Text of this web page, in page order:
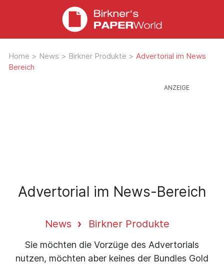
Home > News > Birkner Produkte > Advertorial im News
Bereich
Advertorial im News-Bereich
News Birkner Produkte
Sie möchten die Vorzüge des Advertorials
nutzen, möchten aber keines der Bundles Gold